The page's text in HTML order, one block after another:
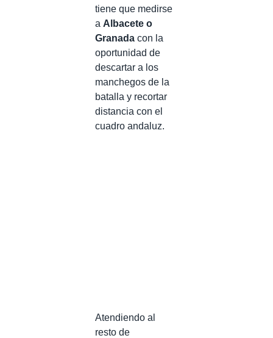
tiene que medirse
a Albacete o
Granada con la
oportunidad de
descartar a los
manchegos de la
batalla y recortar
distancia con el
cuadro andaluz.
Atendiendo al
resto de